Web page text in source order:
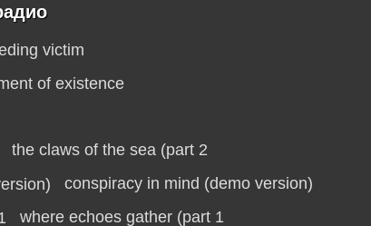
victim
of existence
the claws of the sea (part 2
conspiracy in mind (demo version)
where echoes gather (part 1